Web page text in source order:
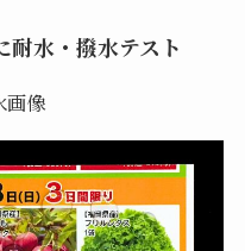
耐水・撥水テスト
画像